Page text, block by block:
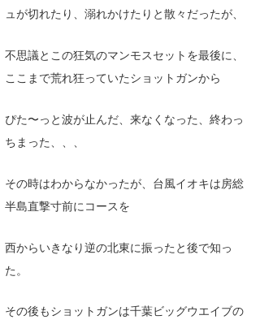
ュが切れたり、溺れかけたりと散々だったが、
不思議とこの狂気のマンモスセットを最後に、
ここまで荒れ狂っていたショットガンから
ぴた〜っと波が止んだ、来なくなった、終わっ
ちまった、、、
その時はわからなかったが、台風イオキは房総
半島直撃寸前にコースを
西からいきなり逆の北東に振ったと後で知っ
た。
その後もショットガンは千葉ビッグウエイブの